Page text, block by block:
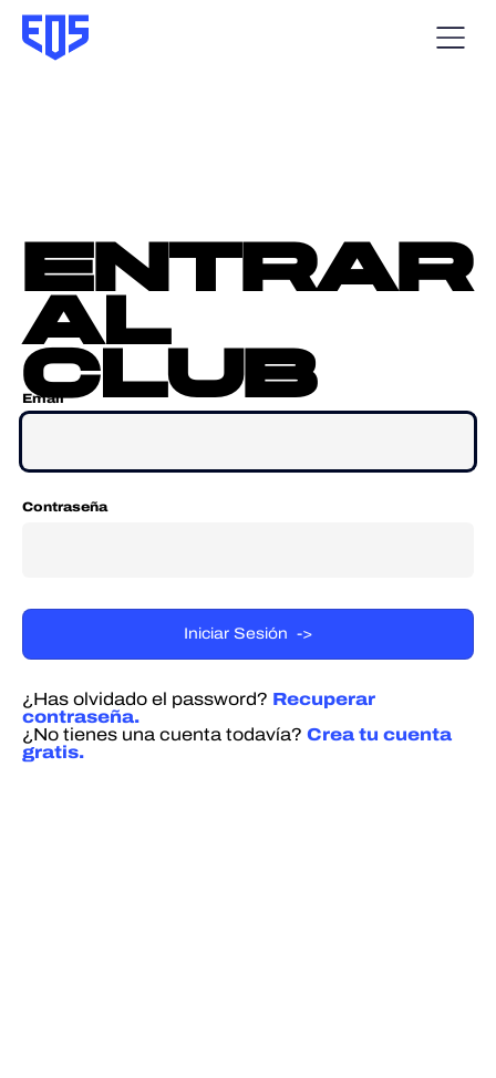
entrar
al
club
Email
Contraseña
¿Has olvidado el password? Recuperar
contraseña.
¿No tienes una cuenta todavía? Crea tu cuenta
gratis.